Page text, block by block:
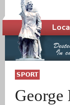
SPORT
George
Meniu